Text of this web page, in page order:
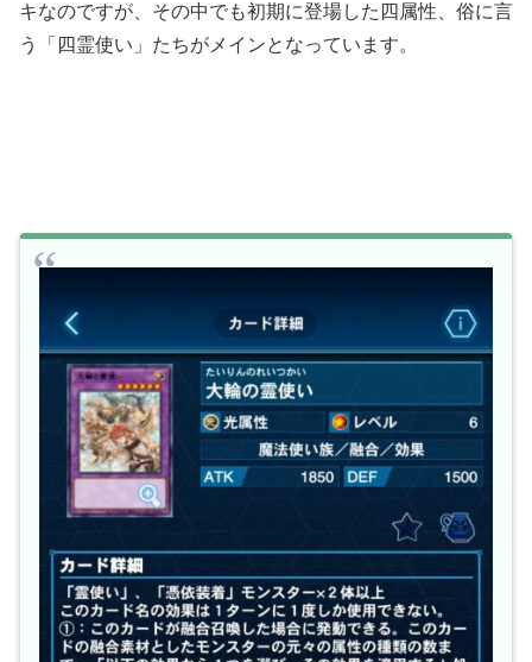
キなのですが、その中でも初期に登場した四属性、俗に言
う「四霊使い」たちがメインとなっています。